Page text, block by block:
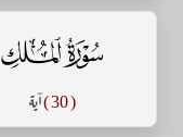
سورة الملك
( 30 ) آية